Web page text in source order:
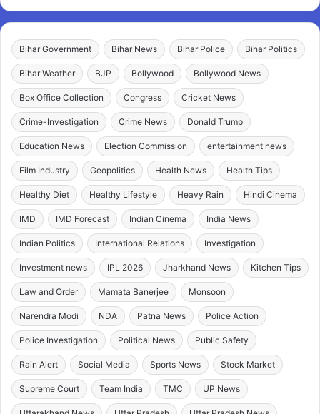
Bihar Government Bihar News Bihar Police Bihar Politics
Bihar Weather BJP Bollywood Bollywood News
Box Office Collection Congress Cricket News
Crime-Investigation Crime News Donald Trump
Education News Election Commission entertainment news
Film Industry Geopolitics Health News Health Tips
Healthy Diet Healthy Lifestyle Heavy Rain Hindi Cinema
IMD IMD Forecast Indian Cinema India News
Indian Politics International Relations Investigation
Investment news IPL 2026 Jharkhand News Kitchen Tips
Law and Order Mamata Banerjee Monsoon
Narendra Modi NDA Patna News Police Action
Police Investigation Political News Public Safety
Rain Alert Social Media Sports News Stock Market
Supreme Court Team India TMC UP News